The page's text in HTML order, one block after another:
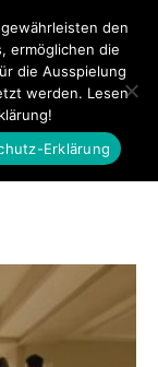
den
ermöglichen die
die Ausspielung
werden. Lesen
Erklärung